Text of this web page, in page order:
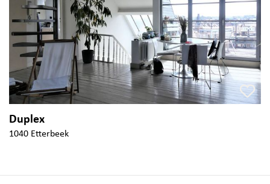
Duplex
1040 Etterbeek